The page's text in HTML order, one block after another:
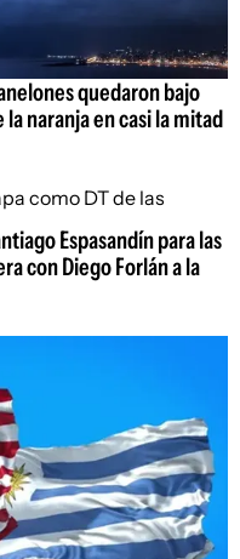
quedaron bajo
naranja en casi la mitad
Espasandín para las
con Diego Forlán a la